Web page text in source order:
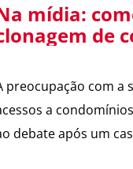
mídia:
de
preocupação com a
a
debate após um